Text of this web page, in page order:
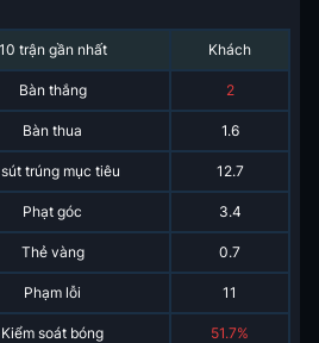
10 trận gần nhất Khách
Bàn thắng 2
Bàn thua 1.6
trúng mục tiêu 12.7
Phạt góc 3.4
Thẻ vàng 0.7
Phạm lỗi 11
Kiểm soát bóng 51.7%